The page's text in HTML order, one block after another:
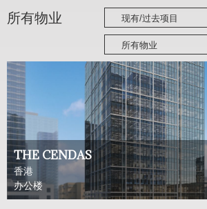
所有物业
THE CENDAS
香港
办公楼